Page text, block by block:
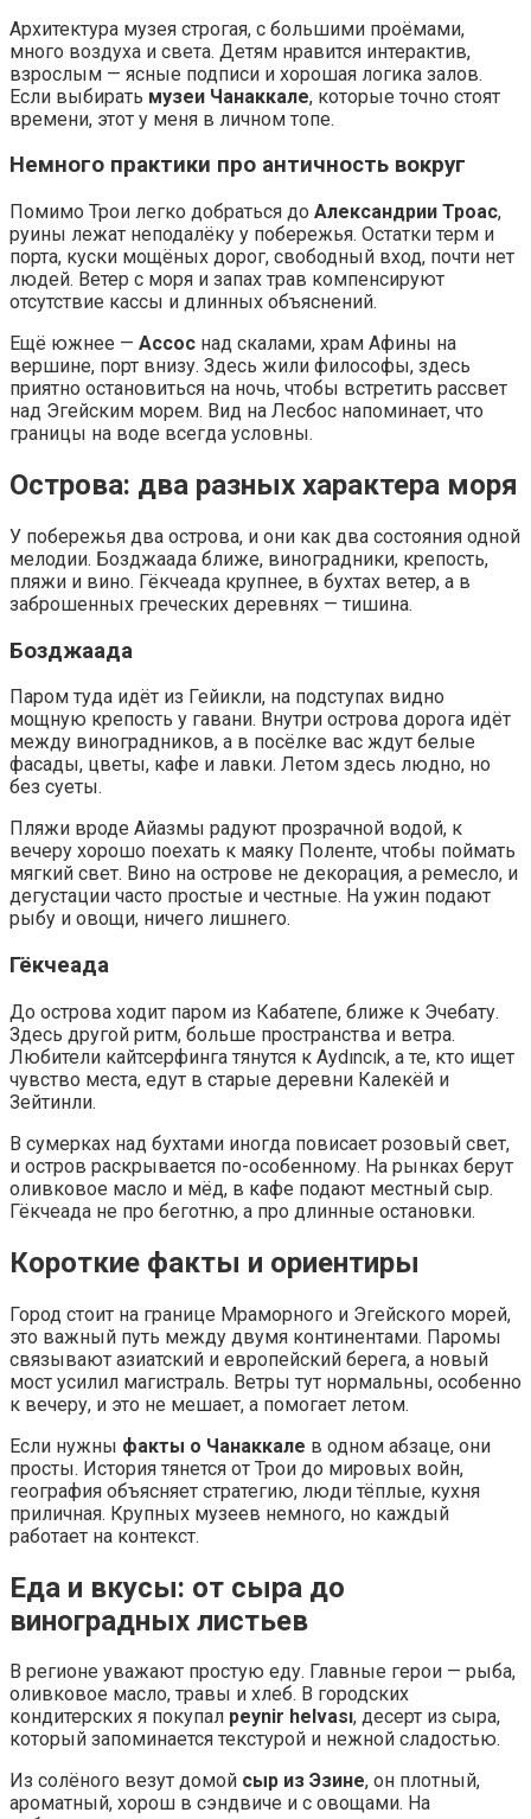
Архитектура музея строгая, с большими проёмами,
много воздуха и света. Детям нравится интерактив,
взрослым — ясные подписи и хорошая логика залов.
Если выбирать музеи Чанаккале, которые точно стоят
времени, этот у меня в личном топе.
Немного практики про античность вокруг
Помимо Трои легко добраться до Александрии Троас,
руины лежат неподалёку у побережья. Остатки терм и
порта, куски мощёных дорог, свободный вход, почти нет
людей. Ветер с моря и запах трав компенсируют
отсутствие кассы и длинных объяснений.
Ещё южнее — Ассос над скалами, храм Афины на
вершине, порт внизу. Здесь жили философы, здесь
приятно остановиться на ночь, чтобы встретить рассвет
над Эгейским морем. Вид на Лесбос напоминает, что
границы на воде всегда условны.
Острова: два разных характера моря
У побережья два острова, и они как два состояния одной
мелодии. Бозджаада ближе, виноградники, крепость,
пляжи и вино. Гёкчеада крупнее, в бухтах ветер, а в
заброшенных греческих деревнях — тишина.
Бозджаада
Паром туда идёт из Гейикли, на подступах видно
мощную крепость у гавани. Внутри острова дорога идёт
между виноградников, а в посёлке вас ждут белые
фасады, цветы, кафе и лавки. Летом здесь людно, но
без суеты.
Пляжи вроде Айазмы радуют прозрачной водой, к
вечеру хорошо поехать к маяку Поленте, чтобы поймать
мягкий свет. Вино на острове не декорация, а ремесло, и
дегустации часто простые и честные. На ужин подают
рыбу и овощи, ничего лишнего.
Гёкчеада
До острова ходит паром из Кабатепе, ближе к Эчебату.
Здесь другой ритм, больше пространства и ветра.
Любители кайтсерфинга тянутся к Аydıncık, а те, кто ищет
чувство места, едут в старые деревни Калекёй и
Зейтинли.
В сумерках над бухтами иногда повисает розовый свет,
и остров раскрывается по-особенному. На рынках берут
оливковое масло и мёд, в кафе подают местный сыр.
Гёкчеада не про беготню, а про длинные остановки.
Короткие факты и ориентиры
Город стоит на границе Мраморного и Эгейского морей,
это важный путь между двумя континентами. Паромы
связывают азиатский и европейский берега, а новый
мост усилил магистраль. Ветры тут нормальны, особенно
к вечеру, и это не мешает, а помогает летом.
Если нужны факты о Чанаккале в одном абзаце, они
просты. История тянется от Трои до мировых войн,
география объясняет стратегию, люди тёплые, кухня
приличная. Крупных музеев немного, но каждый
работает на контекст.
Еда и вкусы: от сыра до
виноградных листьев
В регионе уважают простую еду. Главные герои — рыба,
оливковое масло, травы и хлеб. В городских
кондитерских я покупал peynir helvası, десерт из сыра,
который запоминается текстурой и нежной сладостью.
Из солёного везут домой сыр из Эзине, он плотный,
ароматный, хорош в сэндвиче и с овощами. На